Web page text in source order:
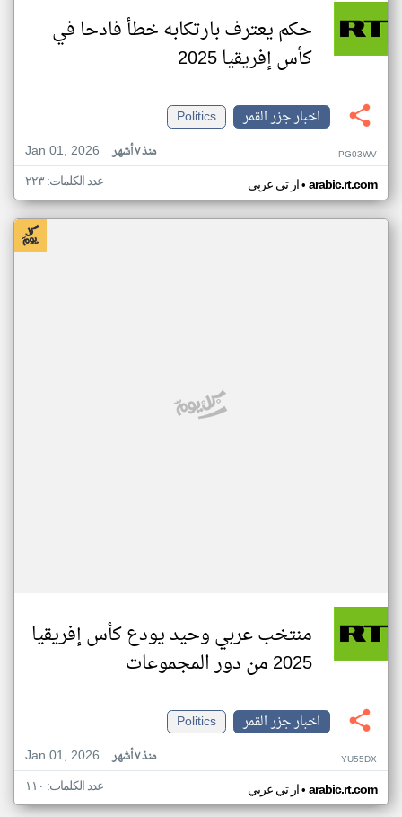
حكم يعترف بارتكابه خطأ فادحا في
كأس إفريقيا 2025
اخبار جزر القمر
Politics
Jan 01, 2026
منذ ٧ أشهر PG03WV
ار تي عربي• arabic.rt.com عدد الكلمات: ٢٢٣
منتخب عربي وحيد يودع كأس إفريقيا
2025 من دور المجموعات
اخبار جزر القمر
Politics
Jan 01, 2026
منذ ٧ أشهر YU55DX
ار تي عربي• arabic.rt.com عدد الكلمات: ١١٠